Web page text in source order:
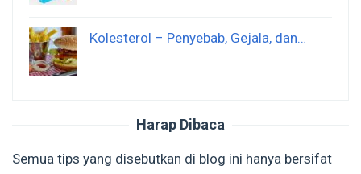
Kolesterol – Penyebab, Gejala, dan…
Harap Dibaca
Semua tips yang disebutkan di blog ini hanya bersifat